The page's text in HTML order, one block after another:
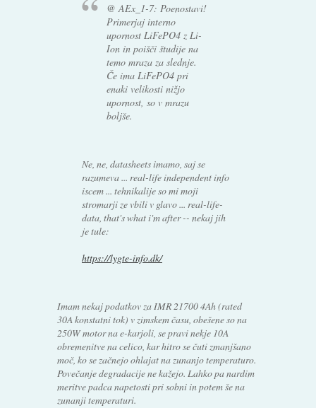
@ AEx_1-7: Poenostavi!
Primerjaj interno
upornost LiFePO4 z Li-
Ion in poišči študije na
temo mraza za slednje.
Če ima LiFePO4 pri
enaki velikosti nižjo
upornost, so v mrazu
boljše.
Ne, ne, datasheets imamo, saj se
razumeva ... real-life independent info
iscem ... tehnikalije so mi moji
stromarji ze vbili v glavo ... real-life-
data, that's what i'm after -- nekaj jih
je tule:
https://lygte-info.dk/
Imam nekaj podatkov za IMR 21700 4Ah (rated
30A konstatni tok) v zimskem času, obešene so na
250W motor na e-karjoli, se pravi nekje 10A
obremenitve na celico, kar hitro se čuti zmanjšano
moč, ko se začnejo ohlajat na zunanjo temperaturo.
Povečanje degradacije ne kažejo. Lahko pa nardim
meritve padca napetosti pri sobni in potem še na
zunanji temperaturi.